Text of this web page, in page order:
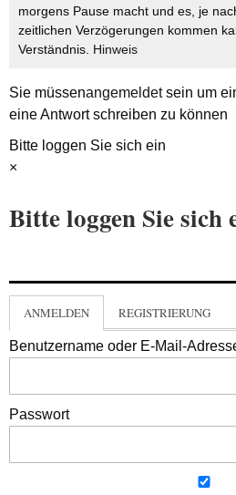
morgens Pause macht und es, je
zeitlichen Verzögerungen kommen
Verständnis. Hinweis
Sie müssenangemeldetsein um
eine Antwort schreiben zu können
Bitte loggen Sie sich ein
×
Bitte loggen Sie sich
ANMELDEN REGISTRIERUNG
Benutzername oder E-Mail-
Passwort